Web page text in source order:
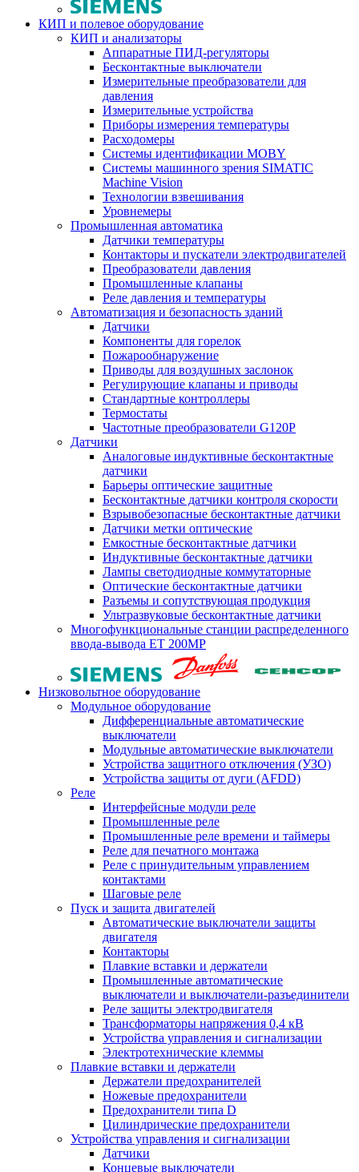
КИП и полевое оборудование
КИП и анализаторы
Аппаратные ПИД-регуляторы
Бесконтактные выключатели
Измерительные преобразователи для
давления
Измерительные устройства
Приборы измерения температуры
Расходомеры
Системы идентификации MOBY
Системы машинного зрения SIMATIC
Machine Vision
Технологии взвешивания
Уровнемеры
Промышленная автоматика
Датчики температуры
Контакторы и пускатели электродвигателей
Преобразователи давления
Промышленные клапаны
Реле давления и температуры
Автоматизация и безопасность зданий
Датчики
Компоненты для горелок
Пожарообнаружение
Приводы для воздушных заслонок
Регулирующие клапаны и приводы
Стандартные контроллеры
Термостаты
Частотные преобразователи G120P
Датчики
Аналоговые индуктивные бесконтактные
датчики
Барьеры оптические защитные
Бесконтактные датчики контроля скорости
Взрывобезопасные бесконтактные датчики
Датчики метки оптические
Емкостные бесконтактные датчики
Индуктивные бесконтактные датчики
Лампы светодиодные коммутаторные
Оптические бесконтактные датчики
Разъемы и сопутствующая продукция
Ультразвуковые бесконтактные датчики
Многофункциональные станции распределенного
ввода-вывода ET 200MP
Низковольтное оборудование
Модульное оборудование
Дифференциальные автоматические
выключатели
Модульные автоматические выключатели
Устройства защитного отключения (УЗО)
Устройства защиты от дуги (AFDD)
Реле
Интерфейсные модули реле
Промышленные реле
Промышленные реле времени и таймеры
Реле для печатного монтажа
Реле с принудительным управлением
контактами
Шаговые реле
Пуск и защита двигателей
Автоматические выключатели защиты
двигателя
Контакторы
Плавкие вставки и держатели
Промышленные автоматические
выключатели и выключатели-разъединители
Реле защиты электродвигателя
Трансформаторы напряжения 0,4 кВ
Устройства управления и сигнализации
Электротехнические клеммы
Плавкие вставки и держатели
Держатели предохранителей
Ножевые предохранители
Предохранители типа D
Цилиндрические предохранители
Устройства управления и сигнализации
Датчики
Концевые выключатели